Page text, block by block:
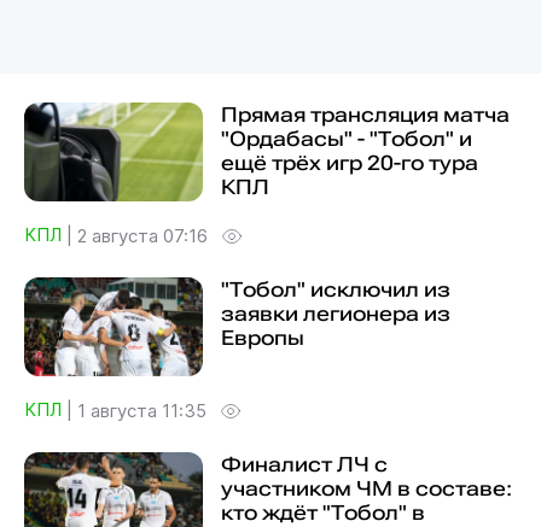
Прямая трансляция матча
"Ордабасы" - "Тобол" и
ещё трёх игр 20-го тура
КПЛ
КПЛ 2 августа 07:16
"Тобол" исключил из
заявки легионера из
Европы
КПЛ 1 августа 11:35
Финалист ЛЧ с
участником ЧМ в составе:
кто ждёт "Тобол" в